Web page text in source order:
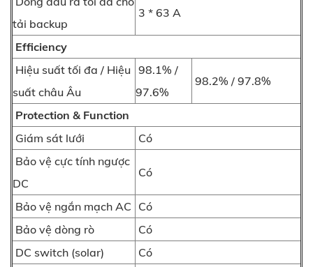
tải backup
3 * 63 A
Efficiency
Hiệu suất tối đa / Hiệu
suất châu Âu
98.1% /
97.6%
98.2% / 97.8%
Protection & Function
Giám sát lưới
Có
Bảo vệ cực tính ngược
DC
Có
Bảo vệ ngắn mạch AC Có
Bảo vệ dòng rò
Có
DC switch (solar)
Có